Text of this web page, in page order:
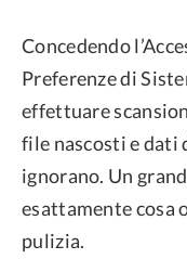
Concedendo
Preferenze di
effettuare
file nascosti e dati
ignorano. Un
esattamente cosa
pulizia.